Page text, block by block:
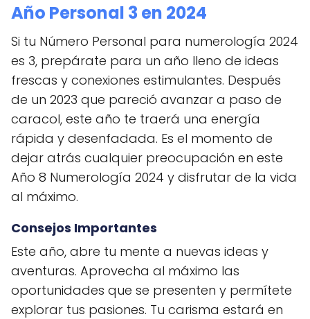
Año Personal 3 en 2024
Si tu Número Personal para numerología 2024
es 3, prepárate para un año lleno de ideas
frescas y conexiones estimulantes. Después
de un 2023 que pareció avanzar a paso de
caracol, este año te traerá una energía
rápida y desenfadada. Es el momento de
dejar atrás cualquier preocupación en este
Año 8 Numerología 2024 y disfrutar de la vida
al máximo.
Consejos Importantes
Este año, abre tu mente a nuevas ideas y
aventuras. Aprovecha al máximo las
oportunidades que se presenten y permítete
explorar tus pasiones. Tu carisma estará en